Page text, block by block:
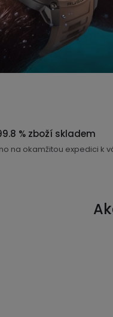
% zboží skladem
na okamžitou expedici k